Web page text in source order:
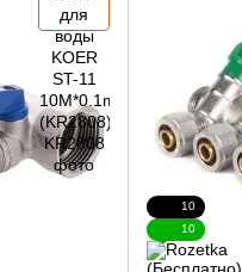
10
10